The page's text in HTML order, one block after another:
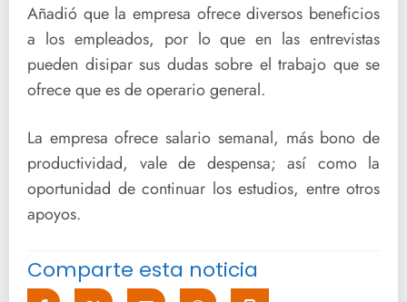
Añadió que la empresa ofrece diversos beneficios
a los empleados, por lo que en las entrevistas
pueden disipar sus dudas sobre el trabajo que se
ofrece que es de operario general.
La empresa ofrece salario semanal, más bono de
productividad, vale de despensa; así como la
oportunidad de continuar los estudios, entre otros
apoyos.
Comparte esta noticia